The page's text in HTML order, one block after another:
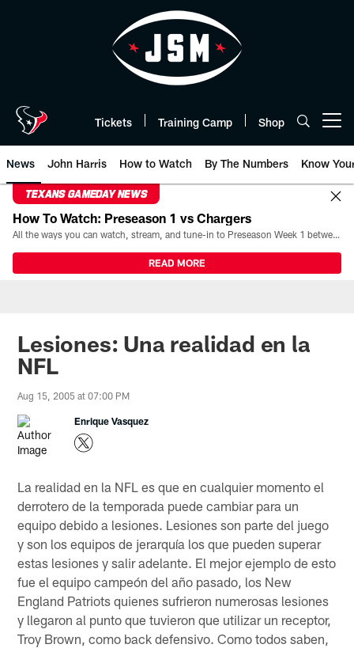
Tickets Training Camp Shop
News John Harris How to Watch By The Numbers Know
TEXANS GAMEDAY NEWS
How To Watch: Preseason 1 vs Chargers
All the ways you can watch, stream, and tune-in to Preseason Week 1 between the Texans and the Los Angeles Chargers at Reliant Stadium on August 13.
READ MORE
Lesiones: Una realidad en la
NFL
Aug 15, 2005 at 07:00 PM
Enrique Vasquez
La realidad en la NFL es que en cualquier momento el
derrotero de la temporada puede cambiar para un
equipo debido a lesiones. Lesiones son parte del juego
y son los equipos de jerarquía los que pueden superar
estas lesiones y salir adelante. El mejor ejemplo de esto
fue el equipo campeón del año pasado, los New
England Patriots quienes sufrieron numerosas lesiones
y llegaron al punto que tuvieron que utilizar un receptor,
Troy Brown, como back defensivo. Como todos saben,